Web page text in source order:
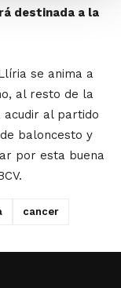
destinada a la
se anima a
al resto de la
al partido
baloncesto y
por esta buena
cancer